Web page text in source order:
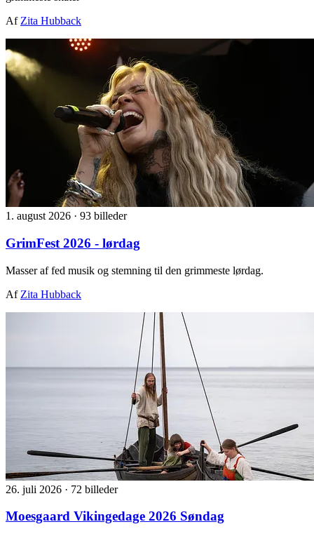
Af Zita Hubback
1. august 2026 · 93 billeder
GrimFest 2026 - lørdag
Masser af fed musik og stemning til den grimmeste lørdag.
Af Zita Hubback
26. juli 2026 · 72 billeder
Moesgaard Vikingedage 2026 Søndag